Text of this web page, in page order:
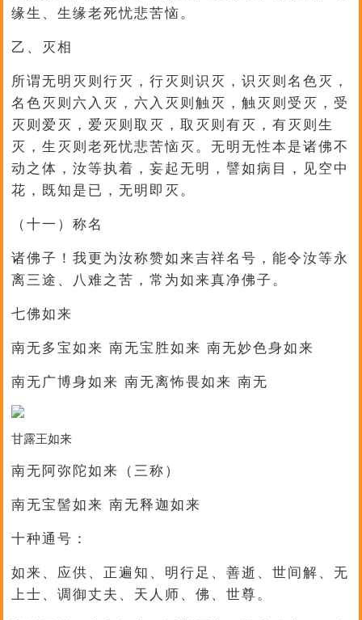
缘生、生缘老死忧悲苦恼。
乙、灭相
所谓无明灭则行灭，行灭则识灭，识灭则名色灭，
名色灭则六入灭，六入灭则触灭，触灭则受灭，受
灭则爱灭，爱灭则取灭，取灭则有灭，有灭则生
灭，生灭则老死忧悲苦恼灭。无明无性本是诸佛不
动之体，汝等执着，妄起无明，譬如病目，见空中
花，既知是已，无明即灭。
（十一）称名
诸佛子！我更为汝称赞如来吉祥名号，能令汝等永
离三途、八难之苦，常为如来真净佛子。
七佛如来
南无多宝如来 南无宝胜如来 南无妙色身如来
南无广博身如来 南无离怖畏如来 南无
甘露王如来
南无阿弥陀如来（三称）
南无宝髻如来 南无释迦如来
十种通号：
如来、应供、正遍知、明行足、善逝、世间解、无
上士、调御丈夫、天人师、佛、世尊。